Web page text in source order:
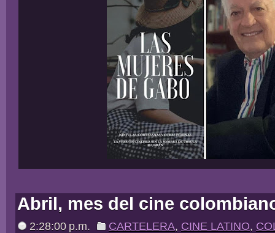
Abril, mes del cine
2:28:00 p.m. CARTELERA, CINE LATINO,